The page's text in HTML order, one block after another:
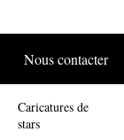
Nous contacter
Caricatures de
stars